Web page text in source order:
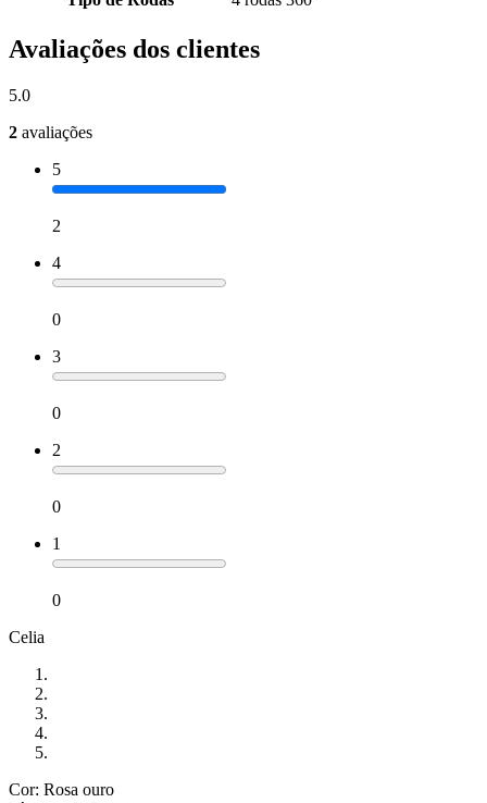
Avaliações dos clientes
5.0
2 avaliações
5
2
4
0
3
0
2
0
1
0
Celia
Cor: Rosa ouro